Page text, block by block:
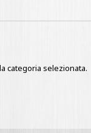
categoria selezionata.